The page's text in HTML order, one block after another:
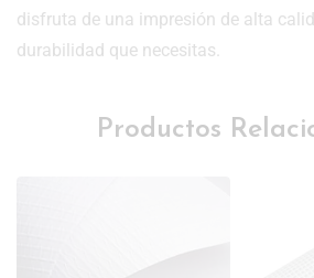
disfruta de una impresión de alta
durabilidad que necesitas.
Productos